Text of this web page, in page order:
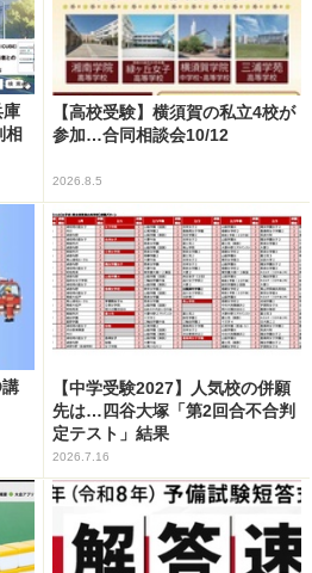
庫
相
【高校受験】横須賀の私立4校が
参加…合同相談会10/12
2026.8.5
【中学受験2027】人気校の併願
先は…四谷大塚「第2回合不合判
定テスト」結果
2026.7.16